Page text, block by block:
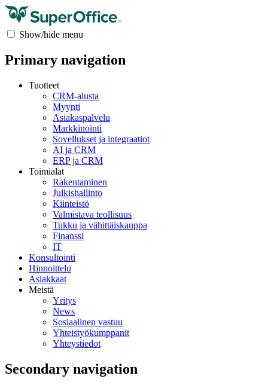
Show/hide menu
Primary navigation
Tuotteet
CRM-alusta
Myynti
Asiakaspalvelu
Markkinointi
Sovellukset ja integraatiot
AI ja CRM
ERP ja CRM
Toimialat
Rakentaminen
Julkishallinto
Kiinteistö
Valmistava teollisuus
Tukku ja vähittäiskauppa
Finanssi
IT
Konsultointi
Hinnoittelu
Asiakkaat
Meistä
Yritys
News
Sosiaalinen vastuu
Yhteistyökumppanit
Yhteystiedot
Secondary navigation